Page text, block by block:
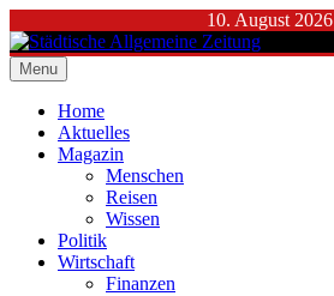
to
content
10. August 2026
Städtische Allgemeine Zeitung
Menu
Home
Aktuelles
Magazin
Menschen
Reisen
Wissen
Politik
Wirtschaft
Finanzen